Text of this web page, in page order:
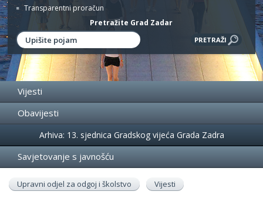
Transparentni proračun
Pretražite Grad Zadar
Vijesti
Obavijesti
Događanja
Arhiva: 13. sjednica Gradskog vijeća Grada Zadra
Savjetovanje s javnošću
Upravni odjel za odgoj i školstvo
Vijesti